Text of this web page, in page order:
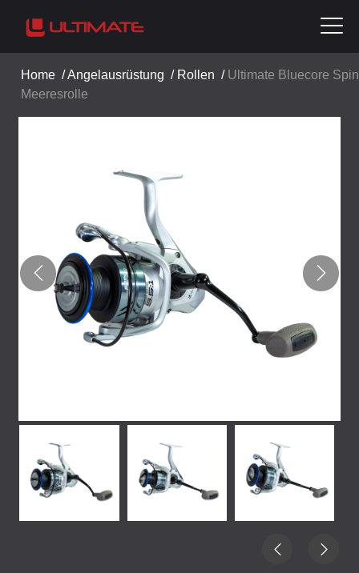
Home /Angelausrüstung / Rollen / Ultimate Bluecore Spin
Meeresrolle